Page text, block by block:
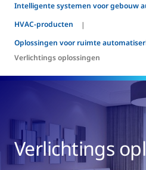
Intelligente systemen voor gebouw
HVAC-producten
Oplossingen voor ruimte
Verlichtings oplossingen
Verlichtings